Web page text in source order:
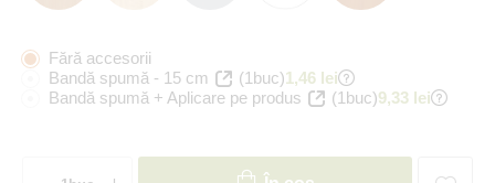
Fără accesorii
Bandă spumă - 15 cm
(1buc)1,46 lei
Bandă spumă + Aplicare pe produs
(1buc)9,33 lei